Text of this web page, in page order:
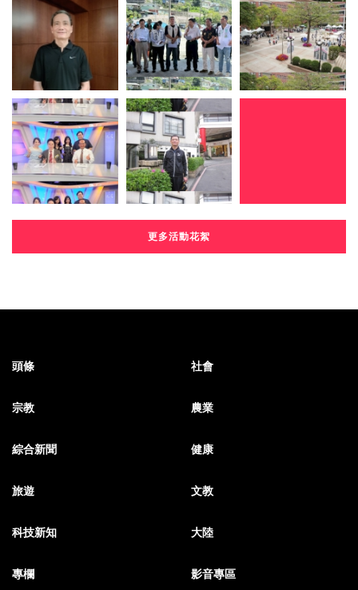
更多活動花絮
頭條 社會
宗教 農業
綜合新聞 健康
旅遊 文教
科技新知 大陸
專欄 影音專區